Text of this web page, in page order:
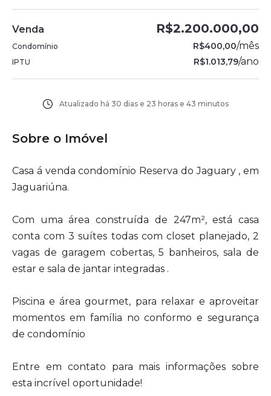
Venda R$2.200.000,00
Condomínio R$400,00/mês
IPTU R$1.013,79/ano
Atualizado há 30 dias e 23 horas e 43 minutos
Sobre o Imóvel
Casa á venda condomínio Reserva do Jaguary , em
Jaguariúna.
Com uma área construída de 247m², está casa
conta com 3 suítes todas com closet planejado, 2
vagas de garagem cobertas, 5 banheiros, sala de
estar e sala de jantar integradas .
Piscina e área gourmet, para relaxar e aproveitar
momentos em família no conformo e segurança
de condomínio
Entre em contato para mais informações sobre
esta incrível oportunidade!